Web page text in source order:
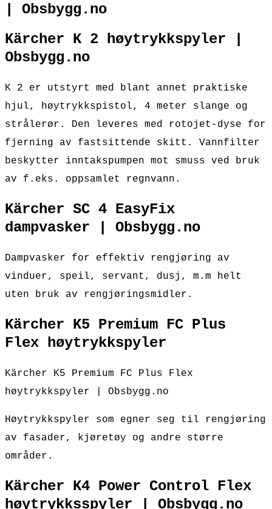
| Obsbygg.no
Kärcher K 2 høytrykkspyler |
Obsbygg.no
K 2 er utstyrt med blant annet praktiske
hjul, høytrykkspistol, 4 meter slange og
strålerør. Den leveres med rotojet-dyse for
fjerning av fastsittende skitt. Vannfilter
beskytter inntakspumpen mot smuss ved bruk
av f.eks. oppsamlet regnvann.
Kärcher SC 4 EasyFix
dampvasker | Obsbygg.no
Dampvasker for effektiv rengjøring av
vinduer, speil, servant, dusj, m.m helt
uten bruk av rengjøringsmidler.
Kärcher K5 Premium FC Plus
Flex høytrykkspyler
Kärcher K5 Premium FC Plus Flex
høytrykkspyler | Obsbygg.no
Høytrykkspyler som egner seg til rengjøring
av fasader, kjøretøy og andre større
områder.
Kärcher K4 Power Control Flex
høytrykksspyler | Obsbygg.no